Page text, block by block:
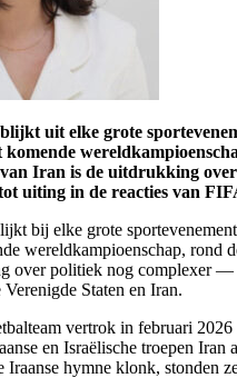
uit elke grote
komende
Iran is de uitdrukking
uiting in de reacties van
bij elke grote
wereldkampioenschap, rond
over politiek nog complexer
Staten en Iran.
vertrok in februari
en Israëlische troepen
Iraanse hymne klonk, stonden